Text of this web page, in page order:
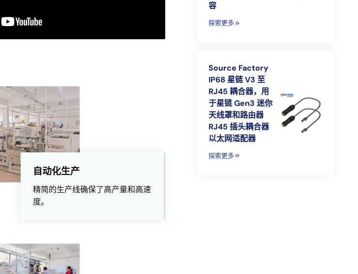
自动化生产
精简的生产线确保了高产量和高速
度。
容
探索更多
Source Factory
IP68 星链 V3 至
RJ45 耦合器，用
于星链 Gen3 迷你
天线罩和路由器
RJ45 插头耦合器
以太网适配器
探索更多